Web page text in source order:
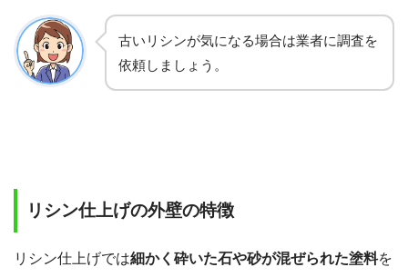
古いリシンが気になる場合は業者に調査を
依頼しましょう。
リシン仕上げの外壁の特徴
リシン仕上げでは細かく砕いた石や砂が混ぜられた塗料を